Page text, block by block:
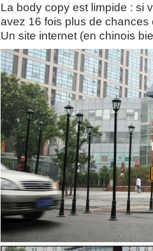
La body copy est limpide : si
avez 16 fois plus de chances
Un site internet (en chinois